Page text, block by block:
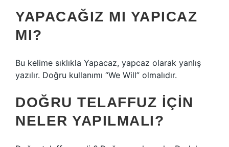
YAPACAĞIZ MI YAPICAZ
MI?
Bu kelime sıklıkla Yapacaz, yapcaz olarak yanlış
yazılır. Doğru kullanımı “We Will” olmalıdır.
DOĞRU TELAFFUZ IÇIN
NELER YAPILMALI?